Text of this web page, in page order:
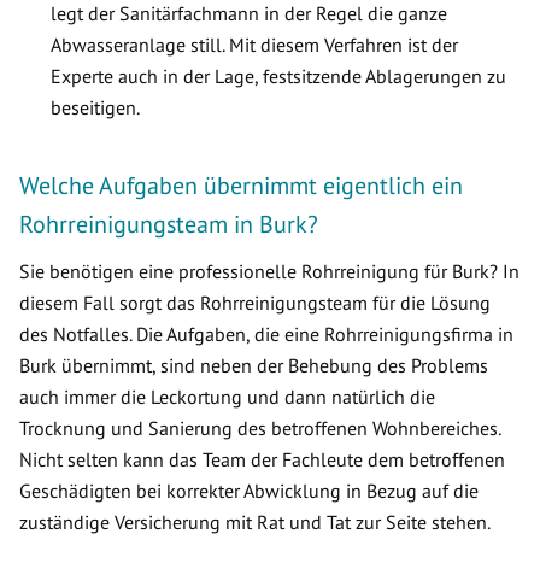
legt der Sanitärfachmann in der Regel die ganze
Abwasseranlage still. Mit diesem Verfahren ist der
Experte auch in der Lage, festsitzende Ablagerungen zu
beseitigen.
Welche Aufgaben übernimmt eigentlich ein
Rohrreinigungsteam in Burk?
Sie benötigen eine professionelle Rohrreinigung für Burk? In
diesem Fall sorgt das Rohrreinigungsteam für die Lösung
des Notfalles. Die Aufgaben, die eine Rohrreinigungsfirma in
Burk übernimmt, sind neben der Behebung des Problems
auch immer die Leckortung und dann natürlich die
Trocknung und Sanierung des betroffenen Wohnbereiches.
Nicht selten kann das Team der Fachleute dem betroffenen
Geschädigten bei korrekter Abwicklung in Bezug auf die
zuständige Versicherung mit Rat und Tat zur Seite stehen.